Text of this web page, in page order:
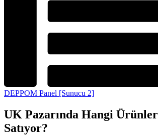
DEPPOM Panel [Sunucu 2]
UK Pazarında Hangi Ürünler
Satıyor?